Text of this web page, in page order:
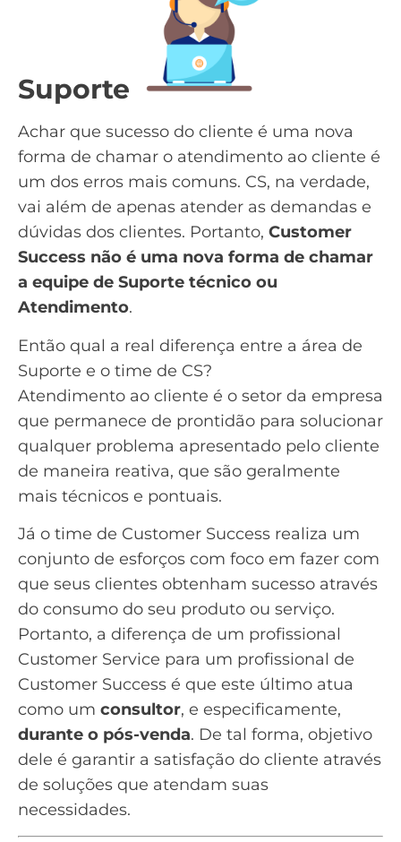
Suporte
Achar que sucesso do cliente é uma nova
forma de chamar o atendimento ao cliente é
um dos erros mais comuns. CS, na verdade,
vai além de apenas atender as demandas e
dúvidas dos clientes. Portanto, Customer
Success não é uma nova forma de chamar
a equipe de Suporte técnico ou
Atendimento.
Então qual a real diferença entre a área de
Suporte e o time de CS?
Atendimento ao cliente é o setor da empresa
que permanece de prontidão para solucionar
qualquer problema apresentado pelo cliente
de maneira reativa, que são geralmente
mais técnicos e pontuais.
Já o time de Customer Success realiza um
conjunto de esforços com foco em fazer com
que seus clientes obtenham sucesso através
do consumo do seu produto ou serviço.
Portanto, a diferença de um profissional
Customer Service para um profissional de
Customer Success é que este último atua
como um consultor, e especificamente,
durante o pós-venda. De tal forma, objetivo
dele é garantir a satisfação do cliente através
de soluções que atendam suas
necessidades.